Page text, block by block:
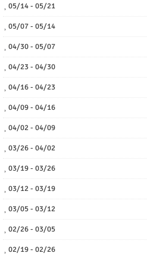
05/14 - 05/21
05/07 - 05/14
04/30 - 05/07
04/23 - 04/30
04/16 - 04/23
04/09 - 04/16
04/02 - 04/09
03/26 - 04/02
03/19 - 03/26
03/12 - 03/19
03/05 - 03/12
02/26 - 03/05
02/19 - 02/26